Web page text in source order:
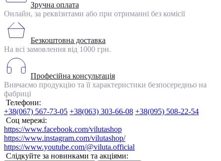
Зручна оплата
Онлайн, за реквізитами або при отриманні без комісії
Безкоштовна доставка
На всі замовлення від 1000 грн.
Професійна консультація
Вивчаємо продукцію та її характеристики безпосередньо на
фабриці
Телефони:
+38(067) 567-73-05 +38(063) 303-66-08 +38(095) 508-22-54
Соц мережі:
https://www.facebook.com/vilutashop
https://www.instagram.com/vilutashop/
https://www.youtube.com/@viluta.official
Слідкуйте за новинками та акціями: